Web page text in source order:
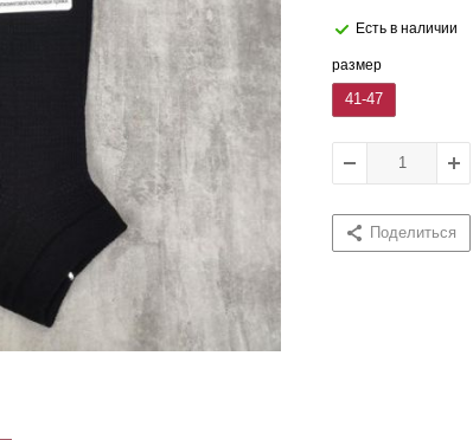
Есть в наличии
размер
41-47
Поделиться